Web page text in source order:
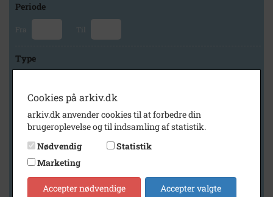
Periode
Fra Til
Type
Arkiv
Odsherred Lokalarkiv
Cookies på arkiv.dk
arkiv.dk anvender cookies til at forbedre din
brugeroplevelse og til indsamling af statistik.
Nødvendig
Statistik
Marketing
Accepter nødvendige Accepter valgte